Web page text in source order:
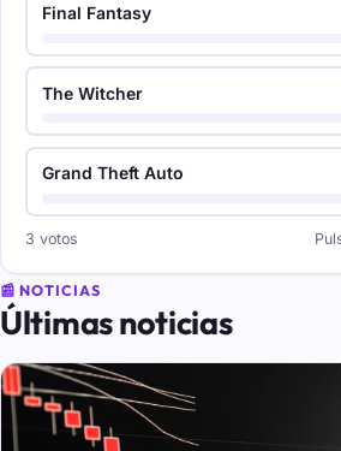
Final Fantasy
The Witcher
Grand Theft Auto
3 votos
📰 NOTICIAS
Últimas noticias